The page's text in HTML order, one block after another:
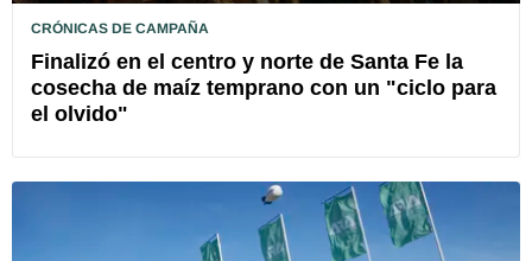
CRÓNICAS DE CAMPAÑA
Finalizó en el centro y norte de Santa Fe la
cosecha de maíz temprano con un "ciclo para
el olvido"